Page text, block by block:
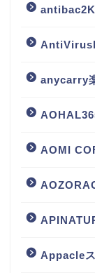
anycarry
AOMI
Appacle